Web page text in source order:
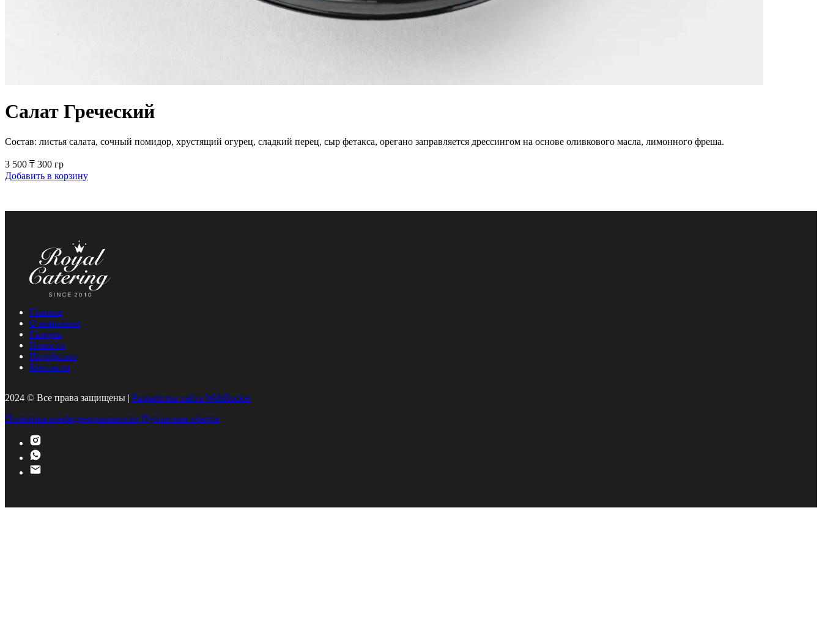
Салат Греческий
Состав: листья салата, сочный помидор, хрустящий огурец, сладкий перец, сыр фетакса, орегано заправляется дрессингом на основе оливкового масла, лимонного фреша.
3 500 ₸ 300 гр
Добавить в корзину
Главная
О компании
Галерея
Новости
Портфолио
Контакты
2024 © Все права защищены | Разработка сайта WebRocket
Политика конфиденциальности Публичная оферта